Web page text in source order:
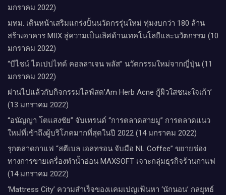
มกราคม 2022)
มทม. เดินหน้าเสริมแกร่งปั้นนวัตกรรุ่นใหม่ ทุ่มงบกว่า 180 ล้าน
สร้างอาคาร MIIX สู่ความเป็นเลิศด้านเทคโนโลยีและนวัตกรรม (10
มกราคม 2022)
“บีไชน์ ไดเปปไทด์ คอลลาเจน พลัส” นวัตกรรมใหม่จากญี่ปุ่น (11
มกราคม 2022)
ผ่านไปแล้วกับกิจกรรมไลฟ์สด’Am Herb Acne กู้ผิวใสชนะใจเก้า’
(13 มกราคม 2022)
“อนัญญา โตแสงชัย” จับเทรนด์ “การตลาดสายมู” การตลาดแนว
ใหม่ที่เข้าถึงผู้บริโภคมากที่สุดในปี 2022 (14 มกราคม 2022)
รุกตลาดกาแฟ “สตีเบล เอลทรอน จับมือ NL Coffee” ขยายช่อง
ทางการขายเครื่องทำน้ำอ่อน MAXSOFT เจาะกลุ่มธุรกิจร้านกาแฟ
(14 มกราคม 2022)
‘Mattress City’ ความสำเร็จของเเคมเปญเฟ้นหา ‘นักนอน’ กลยุทธ์